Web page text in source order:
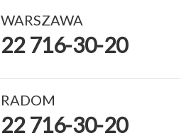
WARSZAWA
22 716-30-20
RADOM
22 716-30-20